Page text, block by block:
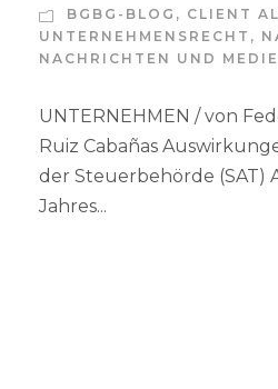
BGBG-BLOG , CLIENT
UNTERNEHMENSRECHT ,
NACHRICHTEN UND
UNTERNEHMEN / von
Ruiz Cabañas
der Steuerbehörde (SAT)
Jahres...